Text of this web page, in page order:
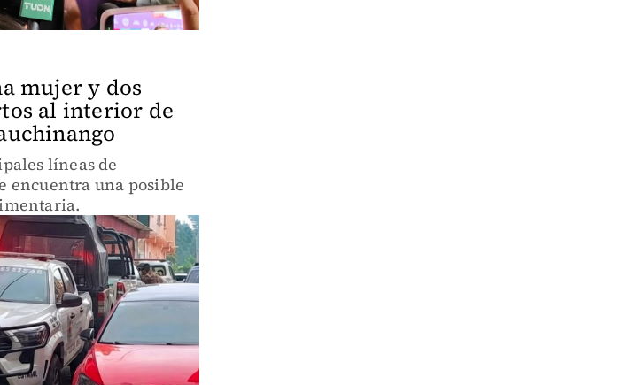
mujer y dos
al interior de
líneas de
encuentra una posible